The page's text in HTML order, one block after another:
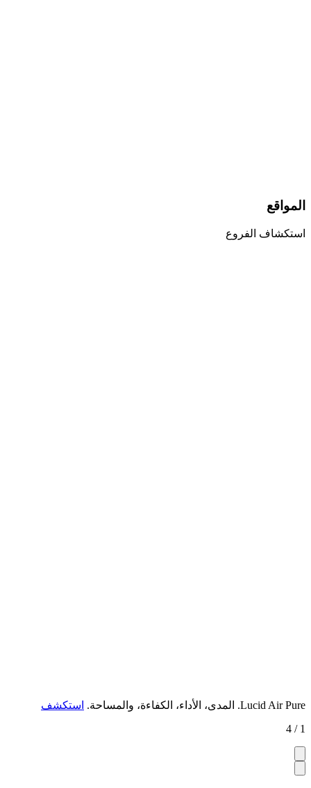
المواقع
استكشاف الفروع
Lucid Air Pure. المدى، الأداء، الكفاءة، والمساحة. استكشف
1 / 4